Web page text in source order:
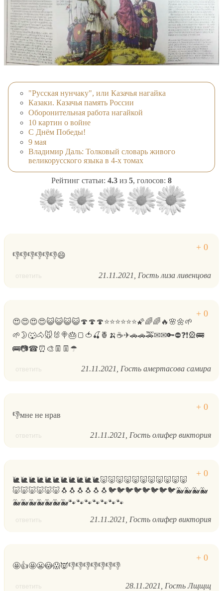
"Русская нунчаку", или Казачья нагайка
Казаки. Казачья память России
Оборонительная работа нагайкой
10 картин о войне
С Днём Победы!
9 мая
Владимир Даль: Толковый словарь живого
великорусского языка в 4-х томах
Рейтинг статьи: 4.3 из 5, голосов: 8
👎👎👎👎👎👎😄
ответить 21.11.2021 Гость лиза ливенцова
😍😍😍😍😺😺😺😺🍄🍄🍄⭐⭐⭐⭐⭐⭐🌠🌈🌈🔥🌸🌼🌱
🌱🌛🐺🐴🐭🐰🍭🎂🍞🍅🍒🍍🍌☕✈🚗🚗🚕✉✉🔑⛔❓❗🎡🚌
🚌📷☎⏰🎨👖👖☂
ответить 21.11.2021 Гость амертасова самира
👎мне не нрав
ответить 21.11.2021 Гость олифер виктория
🐌🐌🐌🐌🐌🐌🐌🐌🐌🐌🐌🐷🐷🐷🐷🐷🐷🐷🐷🐷🐷🐷
🐷🐷🐷🐷🐷🐷🐧🐧🐧🐧🐧🐧🐦🐦🐦🐦🐦🐦🐦🐦🐳🐳🐳🐳
🐳🐳🐳🐳🐳🐳🐳🐾🐾🐾🐾🐾🐾🐾
ответить 21.11.2021 Гость олифер виктория
🤩👍🤩😬😳😱👿👎👎👎👎👎👎👎
ответить 28.11.2021 Гость Лщщщ